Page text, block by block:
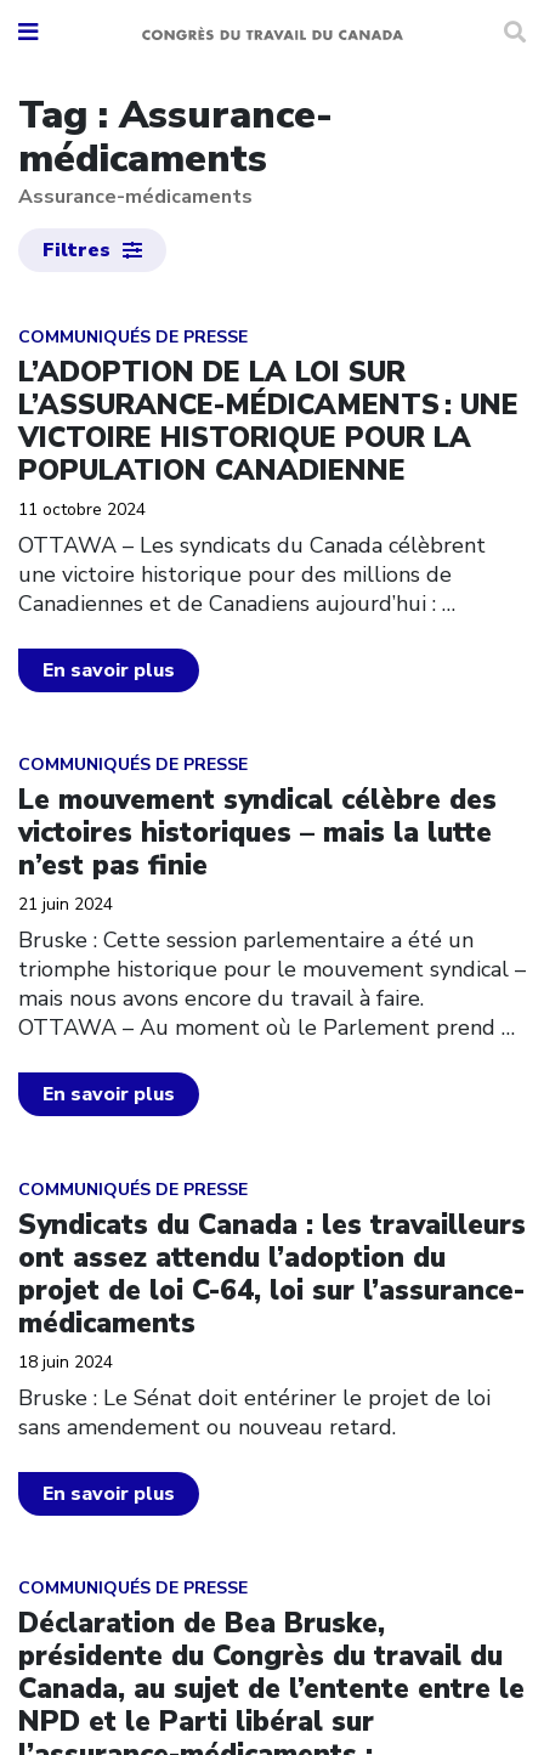
Tag : Assurance-
médicaments
Assurance-médicaments
Filtres
COMMUNIQUÉS DE PRESSE
L’ADOPTION DE LA LOI SUR
L’ASSURANCE-MÉDICAMENTS : UNE
VICTOIRE HISTORIQUE POUR LA
POPULATION CANADIENNE
11 octobre 2024
OTTAWA – Les syndicats du Canada célèbrent
une victoire historique pour des millions de
Canadiennes et de Canadiens aujourd’hui : …
En savoir plus
Click to open the link
COMMUNIQUÉS DE PRESSE
Le mouvement syndical célèbre des
victoires historiques – mais la lutte
n’est pas finie
21 juin 2024
Bruske : Cette session parlementaire a été un
triomphe historique pour le mouvement syndical –
mais nous avons encore du travail à faire.
OTTAWA – Au moment où le Parlement prend …
En savoir plus
Click to open the link
COMMUNIQUÉS DE PRESSE
Syndicats du Canada : les travailleurs
ont assez attendu l’adoption du
projet de loi C-64, loi sur l’assurance-
médicaments
18 juin 2024
Bruske : Le Sénat doit entériner le projet de loi
sans amendement ou nouveau retard.
En savoir plus
Click to open the link
COMMUNIQUÉS DE PRESSE
Déclaration de Bea Bruske,
présidente du Congrès du travail du
Canada, au sujet de l’entente entre le
NPD et le Parti libéral sur
Click to open the link